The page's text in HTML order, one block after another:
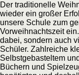
Der traditionelle
wieder ein großer
unsere Schule zum
Vorweihnachtszeit
dabei, sondern auch
Schüler. Zahlreiche
Selbstgebasteltem
Büchern und